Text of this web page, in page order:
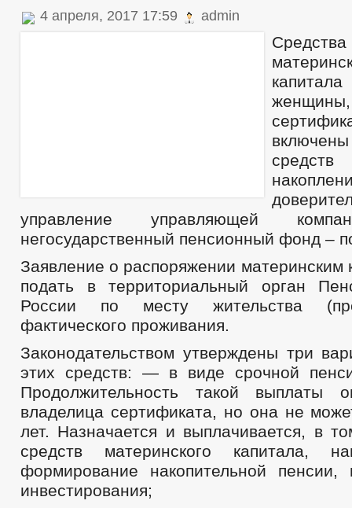
4 апреля, 2017 17:59 admin
управление управляющей
негосударственный пенсионный фонд –
Заявление о распоряжении материнским
подать в территориальный орган
России по месту жительства
фактического проживания.
Законодательством утверждены три
этих средств: — в виде срочной
Продолжительность такой выплаты
владелица сертификата, но она не
лет. Назначается и выплачивается, в
средств материнского капитала,
формирование накопительной
инвестирования;